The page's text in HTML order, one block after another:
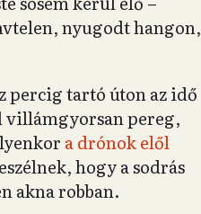
nyugodt hangon,
percig tartó úton az idő
villámgyorsan pereg,
a drónok elől
hogy a sodrás
akna robban.